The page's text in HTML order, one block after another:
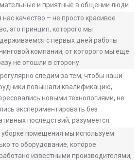
и приятные в общении люди.
качество – не просто красивое
это принцип, которого мы
с первых дней работы
компании, от которого мы еще
не отошли в сторону.
следим за тем, чтобы наши
повышали квалификацию,
новыми технологиями, не
экспериментировать без
последствий, разумеется.
уборке помещения мы используем
то оборудование, которое
известными производителями,